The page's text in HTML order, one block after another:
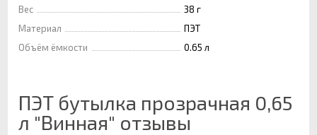
Вес
38 г
Материал
ПЭТ
Объём ёмкости
0.65 л
ПЭТ бутылка прозрачная 0,65
л "Винная" отзывы